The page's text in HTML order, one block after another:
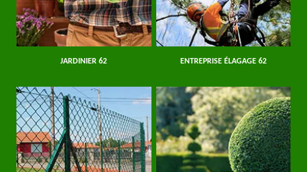
JARDINIER 62 ENTREPRISE ÉLAGAGE 62